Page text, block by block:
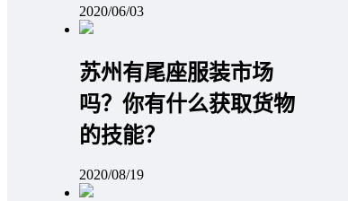
2020/06/03
苏州有尾座服装市场
吗？你有什么获取货物
的技能？
2020/08/19